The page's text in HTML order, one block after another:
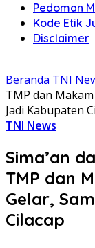
Pedoman
Kode Etik
Disclaimer
Beranda TNI
TMP dan
Jadi Kabupaten
TNI News
Sima’an
TMP dan
Gelar,
Cilacap